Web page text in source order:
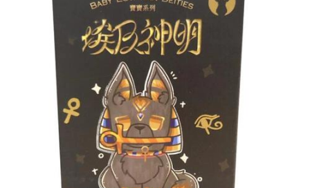
รถของเล่น, รถบรรทุกของเล่น, รถไฟของเล่น
และรีโมทบังคับ
กิจกรรมและงานคราฟท์
ตุ๊กตาและของสะสม
อุปกรณ์อิเล็คทรอนิกส์
เกมและพัซเซิล
LEGOเลโก้
Blokees บล็อคคีส์
Zuru ซูรู
X-Shot
playpop
8~11 ปี
12~14 ปี
14+ ปี